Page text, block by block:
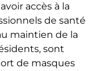
accès à la
de santé
maintien de la
sont
de masques